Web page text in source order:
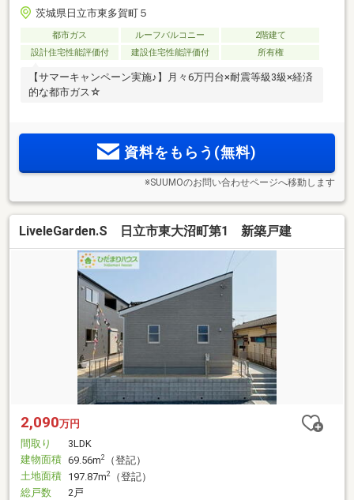
茨城県日立市東多賀町５
都市ガス ルーフバルコニー
2階建て
設計住宅性能評価付
建設住宅性能評価付 所有権
【サマーキャンペーン実施♪】月々6万円台×耐震等級3級×経済
的な都市ガス☆
資料をもらう(無料)
※SUUMOのお問い合わせページへ移動します
LiveleGarden.S 日立市東大沼町第1 新築戸建
2,090万円
間取り
3LDK
建物面積 69.56m2
（登記）
土地面積 197.87m2
（登記）
総戸数
2戸